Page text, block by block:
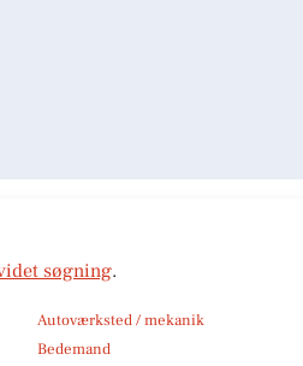
søgning.
Autoværksted / mekanik
Bedemand